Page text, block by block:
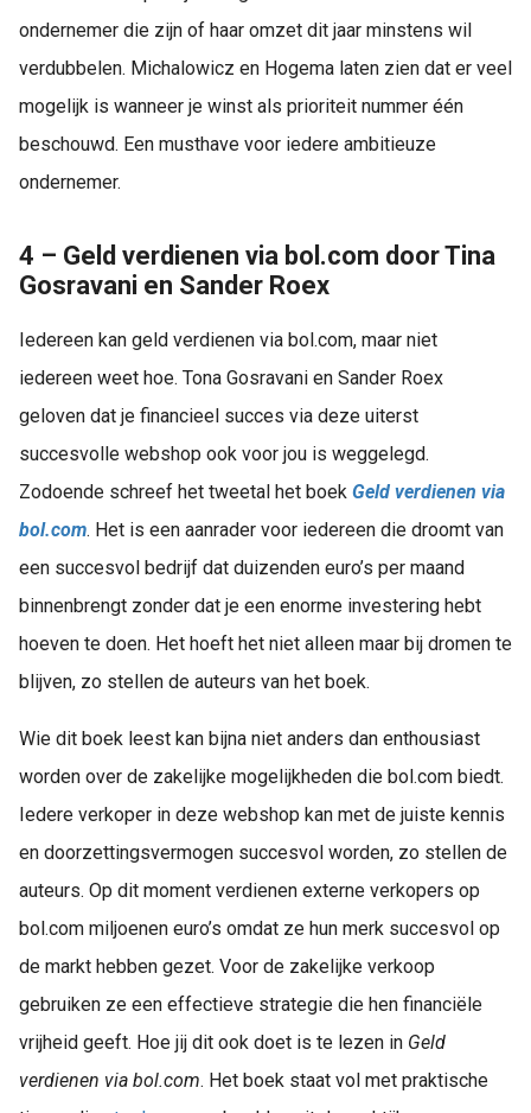
ondernemer die zijn of haar omzet dit jaar minstens wil
verdubbelen. Michalowicz en Hogema laten zien dat er veel
mogelijk is wanneer je winst als prioriteit nummer één
beschouwd. Een musthave voor iedere ambitieuze
ondernemer.
4 – Geld verdienen via bol.com door Tina
Gosravani en Sander Roex
Iedereen kan geld verdienen via bol.com, maar niet
iedereen weet hoe. Tona Gosravani en Sander Roex
geloven dat je financieel succes via deze uiterst
succesvolle webshop ook voor jou is weggelegd.
Zodoende schreef het tweetal het boek Geld verdienen via
bol.com. Het is een aanrader voor iedereen die droomt van
een succesvol bedrijf dat duizenden euro’s per maand
binnenbrengt zonder dat je een enorme investering hebt
hoeven te doen. Het hoeft het niet alleen maar bij dromen te
blijven, zo stellen de auteurs van het boek.
Wie dit boek leest kan bijna niet anders dan enthousiast
worden over de zakelijke mogelijkheden die bol.com biedt.
Iedere verkoper in deze webshop kan met de juiste kennis
en doorzettingsvermogen succesvol worden, zo stellen de
auteurs. Op dit moment verdienen externe verkopers op
bol.com miljoenen euro’s omdat ze hun merk succesvol op
de markt hebben gezet. Voor de zakelijke verkoop
gebruiken ze een effectieve strategie die hen financiële
vrijheid geeft. Hoe jij dit ook doet is te lezen in Geld
verdienen via bol.com. Het boek staat vol met praktische